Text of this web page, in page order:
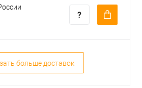
больше доставок